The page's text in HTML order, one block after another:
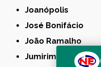
Joanópolis
José Bonifácio
João Ramalho
Jumirim